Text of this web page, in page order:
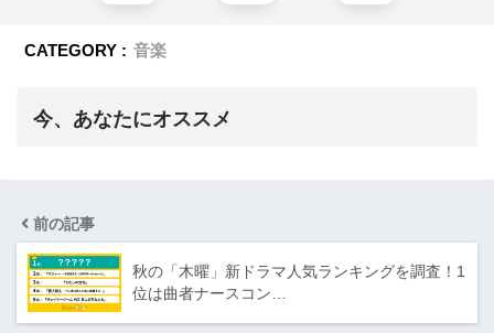
CATEGORY : 音楽
今、あなたにオススメ
前の記事
秋の「木曜」新ドラマ人気ランキングを調査！1
位は曲者ナースコン…